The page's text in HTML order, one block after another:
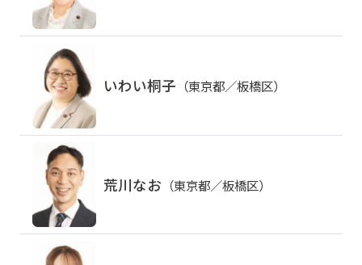
いわい桐子 （東京都／板橋区）
荒川なお （東京都／板橋区）